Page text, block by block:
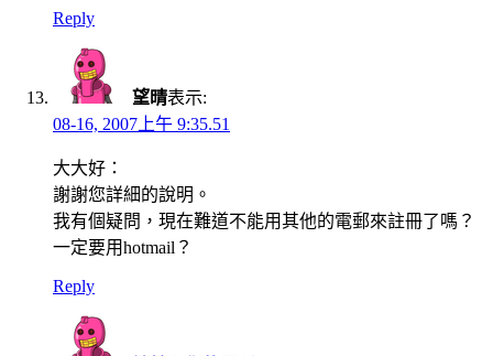
Reply
望晴表示:
08-16, 2007上午 9:35.51
大大好：
謝謝您詳細的說明。
我有個疑問，現在難道不能用其他的電郵來註冊了嗎？
一定要用hotmail？
Reply